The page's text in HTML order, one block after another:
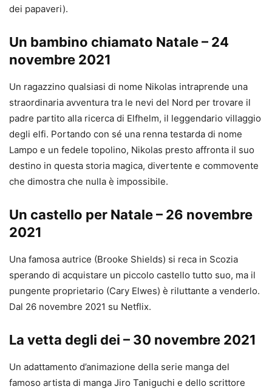
dei papaveri).
Un bambino chiamato Natale – 24
novembre 2021
Un ragazzino qualsiasi di nome Nikolas intraprende una
straordinaria avventura tra le nevi del Nord per trovare il
padre partito alla ricerca di Elfhelm, il leggendario villaggio
degli elfi. Portando con sé una renna testarda di nome
Lampo e un fedele topolino, Nikolas presto affronta il suo
destino in questa storia magica, divertente e commovente
che dimostra che nulla è impossibile.
Un castello per Natale – 26 novembre
2021
Una famosa autrice (Brooke Shields) si reca in Scozia
sperando di acquistare un piccolo castello tutto suo, ma il
pungente proprietario (Cary Elwes) è riluttante a venderlo.
Dal 26 novembre 2021 su Netflix.
La vetta degli dei – 30 novembre 2021
Un adattamento d’animazione della serie manga del
famoso artista di manga Jiro Taniguchi e dello scrittore